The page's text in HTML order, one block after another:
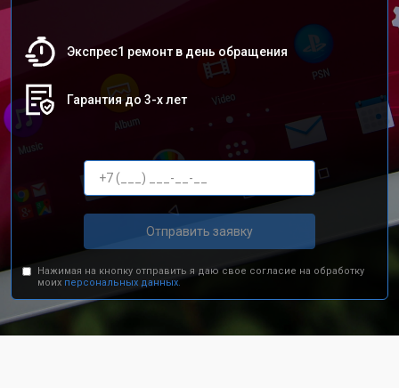
Экспрес1 ремонт в день обращения
Гарантия до 3-х лет
Отправить заявку
Нажимая на кнопку отправить я даю свое согласие на обработку
моих персональных данных.